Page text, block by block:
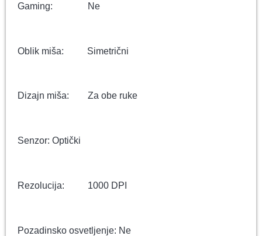
Gaming: Ne
Oblik miša: Simetrični
Dizajn miša: Za obe ruke
Senzor: Optički
Rezolucija: 1000 DPI
Pozadinsko osvetljenje: Ne